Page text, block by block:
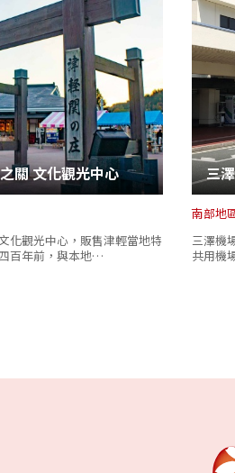
關 文化觀光中心
化觀光中心，販售津輕當地特
百年前，與本地…
三
南部地
三澤機
共用機